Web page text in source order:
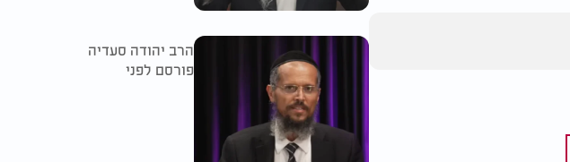
הרב יהודה סעדיה
פורסם לפני